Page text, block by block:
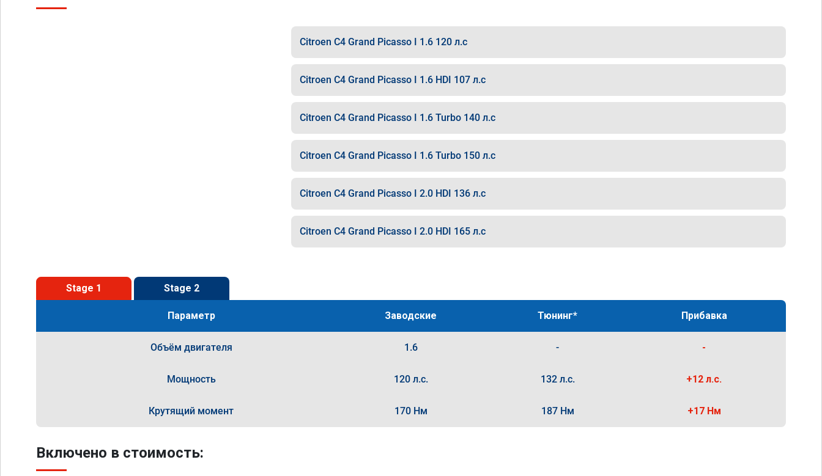
Citroen C4 Grand Picasso I 1.6 120 л.с
Citroen C4 Grand Picasso I 1.6 HDI 107 л.с
Citroen C4 Grand Picasso I 1.6 Turbo 140 л.с
Citroen C4 Grand Picasso I 1.6 Turbo 150 л.с
Citroen C4 Grand Picasso I 2.0 HDI 136 л.с
Citroen C4 Grand Picasso I 2.0 HDI 165 л.с
Stage 1 Stage 2
Параметр Заводские Тюнинг* Прибавка
Объём двигателя 1.6 - -
Мощность 120 л.с. 132 л.с. +12 л.с.
Крутящий момент 170 Нм 187 Нм +17 Нм
Включено в стоимость: